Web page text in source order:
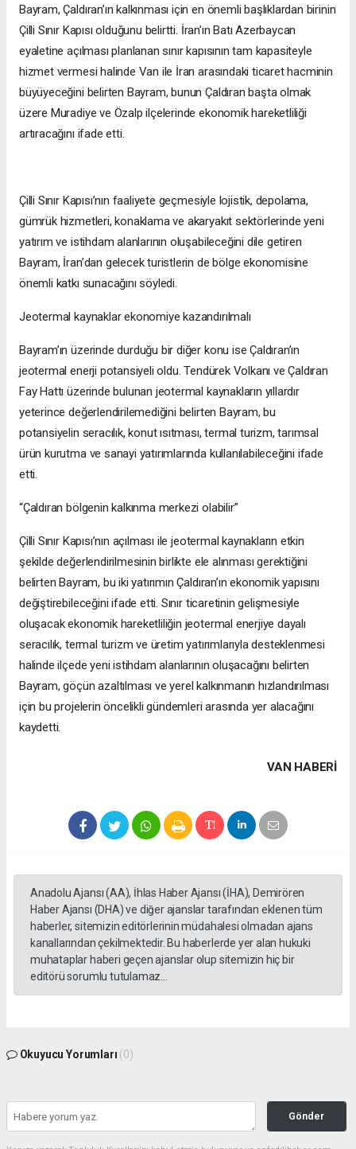
Bayram, Çaldıran’ın kalkınması için en önemli başlıklardan birinin
Çilli Sınır Kapısı olduğunu belirtti. İran’ın Batı Azerbaycan
eyaletine açılması planlanan sınır kapısının tam kapasiteyle
hizmet vermesi halinde Van ile İran arasındaki ticaret hacminin
büyüyeceğini belirten Bayram, bunun Çaldıran başta olmak
üzere Muradiye ve Özalp ilçelerinde ekonomik hareketliliği
artıracağını ifade etti.
Çilli Sınır Kapısı’nın faaliyete geçmesiyle lojistik, depolama,
gümrük hizmetleri, konaklama ve akaryakıt sektörlerinde yeni
yatırım ve istihdam alanlarının oluşabileceğini dile getiren
Bayram, İran’dan gelecek turistlerin de bölge ekonomisine
önemli katkı sunacağını söyledi.
Jeotermal kaynaklar ekonomiye kazandırılmalı
Bayram’ın üzerinde durduğu bir diğer konu ise Çaldıran’ın
jeotermal enerji potansiyeli oldu. Tendürek Volkanı ve Çaldıran
Fay Hattı üzerinde bulunan jeotermal kaynakların yıllardır
yeterince değerlendirilemediğini belirten Bayram, bu
potansiyelin seracılık, konut ısıtması, termal turizm, tarımsal
ürün kurutma ve sanayi yatırımlarında kullanılabileceğini ifade
etti.
“Çaldıran bölgenin kalkınma merkezi olabilir”
Çilli Sınır Kapısı’nın açılması ile jeotermal kaynakların etkin
şekilde değerlendirilmesinin birlikte ele alınması gerektiğini
belirten Bayram, bu iki yatırımın Çaldıran’ın ekonomik yapısını
değiştirebileceğini ifade etti. Sınır ticaretinin gelişmesiyle
oluşacak ekonomik hareketliliğin jeotermal enerjiye dayalı
seracılık, termal turizm ve üretim yatırımlarıyla desteklenmesi
halinde ilçede yeni istihdam alanlarının oluşacağını belirten
Bayram, göçün azaltılması ve yerel kalkınmanın hızlandırılması
için bu projelerin öncelikli gündemleri arasında yer alacağını
kaydetti.
VAN HABERİ
Anadolu Ajansı (AA), İhlas Haber Ajansı (İHA), Demirören
Haber Ajansı (DHA) ve diğer ajanslar tarafından eklenen tüm
haberler, sitemizin editörlerinin müdahalesi olmadan ajans
kanallarından çekilmektedir. Bu haberlerde yer alan hukuki
muhataplar haberi geçen ajanslar olup sitemizin hiç bir
editörü sorumlu tutulamaz...
Okuyucu Yorumları (0)
Gönder